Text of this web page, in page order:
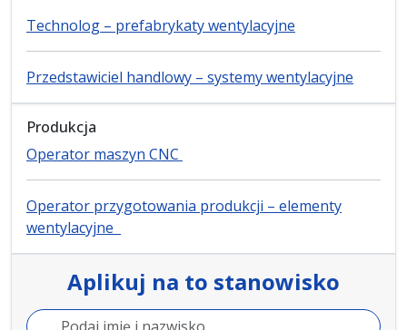
Technolog – prefabrykaty wentylacyjne
Przedstawiciel handlowy – systemy wentylacyjne
Produkcja
Operator maszyn CNC
Operator przygotowania produkcji – elementy
wentylacyjne
Aplikuj na to stanowisko